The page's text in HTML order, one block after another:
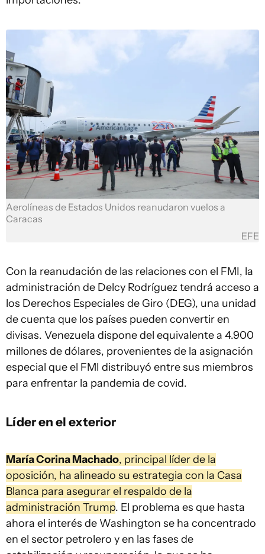
Aerolíneas de Estados Unidos reanudaron vuelos a
Caracas
EFE
Con la reanudación de las relaciones con el FMI, la
administración de Delcy Rodríguez tendrá acceso a
los Derechos Especiales de Giro (DEG), una unidad
de cuenta que los países pueden convertir en
divisas. Venezuela dispone del equivalente a 4.900
millones de dólares, provenientes de la asignación
especial que el FMI distribuyó entre sus miembros
para enfrentar la pandemia de covid.
Líder en el exterior
María Corina Machado, principal líder de la
oposición, ha alineado su estrategia con la Casa
Blanca para asegurar el respaldo de la
administración Trump. El problema es que hasta
ahora el interés de Washington se ha concentrado
en el sector petrolero y en las fases de